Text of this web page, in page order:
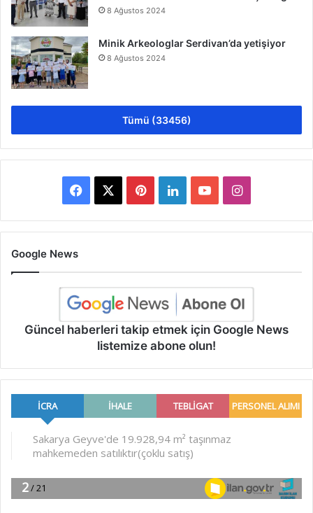
8 Ağustos 2024
Minik Arkeologlar Serdivan’da yetişiyor
8 Ağustos 2024
Tümü (33456)
Facebook PinterestLinkedInYouTubeInstagram
Google News
Güncel haberleri takip etmek için Google News
listemize abone olun!